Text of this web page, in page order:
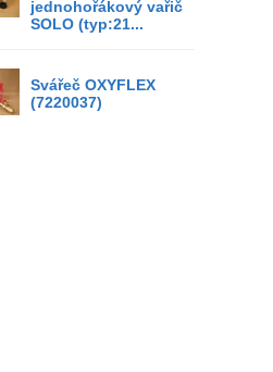
jednohořákový vařič
SOLO (typ:21...
Svářeč OXYFLEX
(7220037)